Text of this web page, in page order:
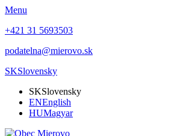
Menu
+421 31 5693503
podatelna@mierovo.sk
SKSlovensky
SKSlovensky
ENEnglish
HUMagyar